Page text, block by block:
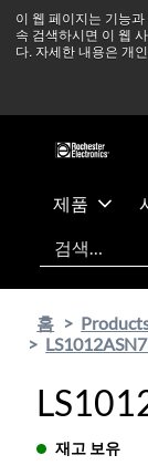
이 웹 페이지는 기능
속 검색하시면 이 웹
다. 자세한 내용은 개
츠
건
중동 지역 상황
정상적으
제품
검색
홈
재고 보유